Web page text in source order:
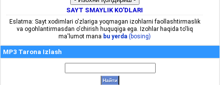
SAYT SMAYLIK KO'DLARI
Eslatma: Sayt xodimlari o'zlariga yoqmagan izohlarni faollashtirmaslik
va ogohlantirmasdan o'chirish huquqiga ega. Izohlar haqida to'liq
ma'lumot mana bu yerda (bosing)
MP3 Tarona Izlash